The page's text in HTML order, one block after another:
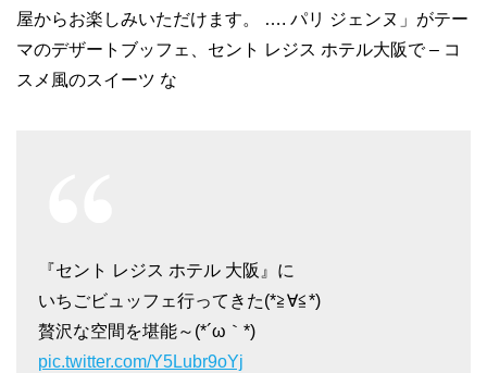
屋からお楽しみいただけます。 …. パリ ジェンヌ」がテー
マのデザートブッフェ、セント レジス ホテル大阪で – コ
スメ風のスイーツ な
『セント レジス ホテル 大阪』に
いちごビュッフェ行ってきた(*≧∀≦*)
贅沢な空間を堪能～(*´ω｀*)
pic.twitter.com/Y5Lubr9oYj